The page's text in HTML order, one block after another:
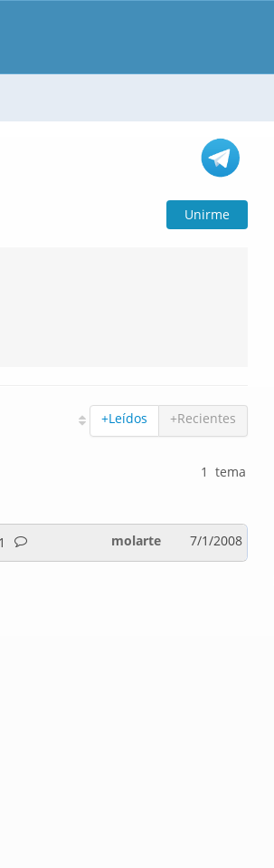
Unirme
+Leídos +Recientes
1 tema
1 7/1/2008
molarte